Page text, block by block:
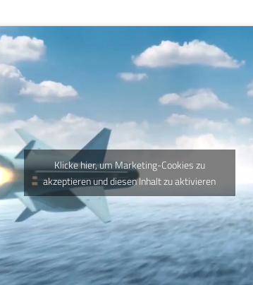
Klicke hier, um Marketing-Cookies zu
akzeptieren und diesen Inhalt zu aktivieren